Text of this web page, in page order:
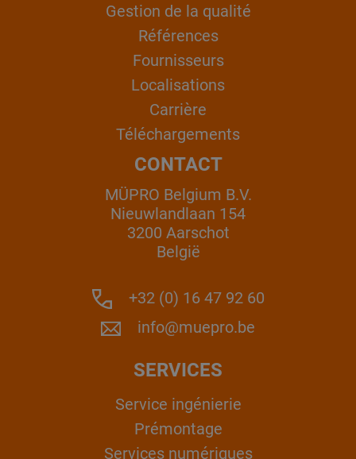
Gestion de la qualité
Références
Fournisseurs
Localisations
Carrière
Téléchargements
CONTACT
MÜPRO Belgium B.V.
Nieuwlandlaan 154
3200 Aarschot
België
+32 (0) 16 47 92 60
info@muepro.be
SERVICES
Service ingénierie
Prémontage
Services numériques